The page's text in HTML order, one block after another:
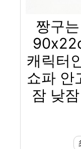
짱구
캐릭터
쇼파 안
잠 낮